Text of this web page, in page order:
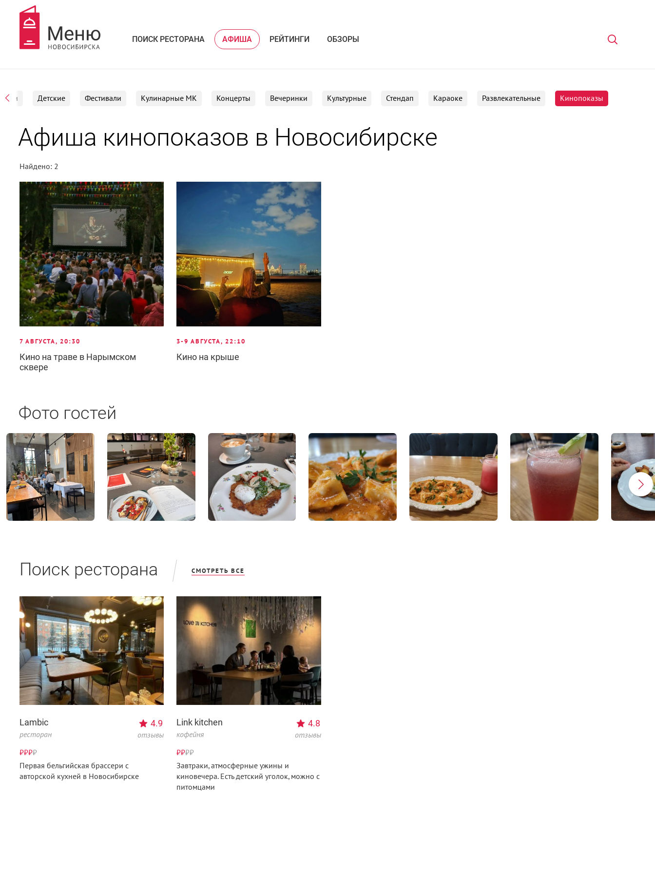
ПОИСК РЕСТОРАНА АФИША РЕЙТИНГИ ОБЗОРЫ
Детские Фестивали Кулинарные МК Концерты Вечеринки Культурные Стендап Караоке Развлекательные Кинопоказы
Афиша кинопоказов в Новосибирске
Найдено: 2
7 АВГУСТА, 20:30
Кино на траве в Нарымском
сквере
3-9 АВГУСТА, 22:10
Кино на крыше
Фото гостей
Поиск ресторана СМОТРЕТЬ ВСЕ
Lambic
ресторан
4.9
отзывы
₽₽₽₽
Первая бельгийская брассери с
авторской кухней в Новосибирске
Link kitchen
кофейня
4.8
отзывы
₽₽₽₽
Завтраки, атмосферные ужины и
киновечера. Есть детский уголок, можно с
питомцами